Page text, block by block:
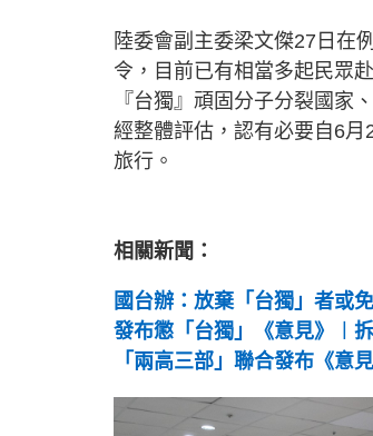
%
陸委會副主委梁文傑27日在
令，目前已有相當多起民眾
『台獨』頑固分子分裂國家
經整體評估，認有必要自6
旅行。
相關新聞：
國台辦：放棄「台獨」者或
發布懲「台獨」《意見》︱
「兩高三部」聯合發布《